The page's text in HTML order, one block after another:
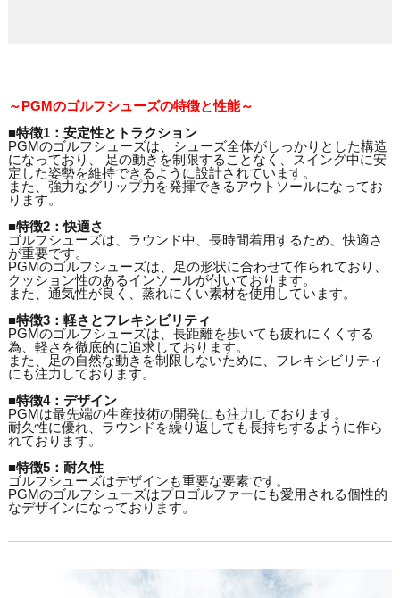
～PGMのゴルフシューズの特徴と性能～
■特徴1：安定性とトラクション
PGMのゴルフシューズは、シューズ全体がしっかりとした構造
になっており、 足の動きを制限することなく、スイング中に安
定した姿勢を維持できるように設計されています。
また、強力なグリップ力を発揮できるアウトソールになってお
ります。
■特徴2：快適さ
ゴルフシューズは、ラウンド中、長時間着用するため、快適さ
が重要です。
PGMのゴルフシューズは、足の形状に合わせて作られており、
クッション性のあるインソールが付いております。
また、通気性が良く、蒸れにくい素材を使用しています。
■特徴3：軽さとフレキシビリティ
PGMのゴルフシューズは、長距離を歩いても疲れにくくする
為、軽さを徹底的に追求しております。
また、足の自然な動きを制限しないために、フレキシビリティ
にも注力しております。
■特徴4：デザイン
PGMは最先端の生産技術の開発にも注力しております。
耐久性に優れ、ラウンドを繰り返しても長持ちするように作ら
れております。
■特徴5：耐久性
ゴルフシューズはデザインも重要な要素です。
PGMのゴルフシューズはプロゴルファーにも愛用される個性的
なデザインになっております。